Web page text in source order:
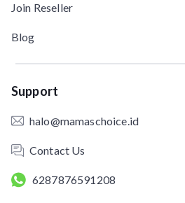
Join Reseller
Blog
Support
halo@mamaschoice.id
Contact Us
6287876591208